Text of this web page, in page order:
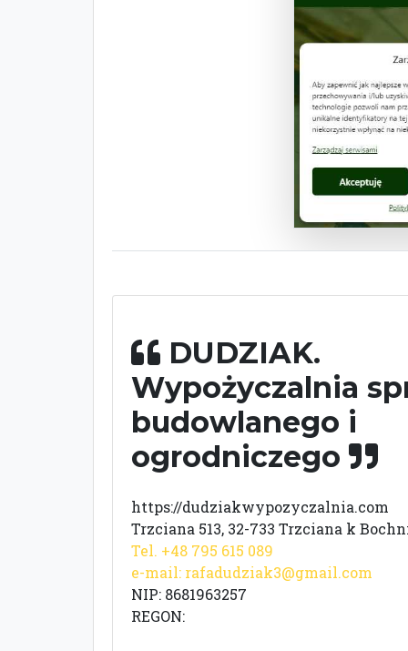
DUDZIAK.
Wypożyczalnia
budowlanego i
ogrodniczego
https://dudziakwypozyczalnia.com
Trzciana 513, 32-733 Trzciana k
Tel. +48 795 615 089
e-mail: rafadudziak3@gmail.com
NIP: 8681963257
REGON: